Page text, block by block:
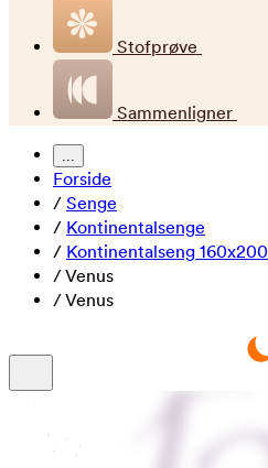
Stofprøve
Sammenligner
...
Forside
/ Senge
/ Kontinentalsenge
/ Kontinentalseng 160x200
/Venus
/Venus